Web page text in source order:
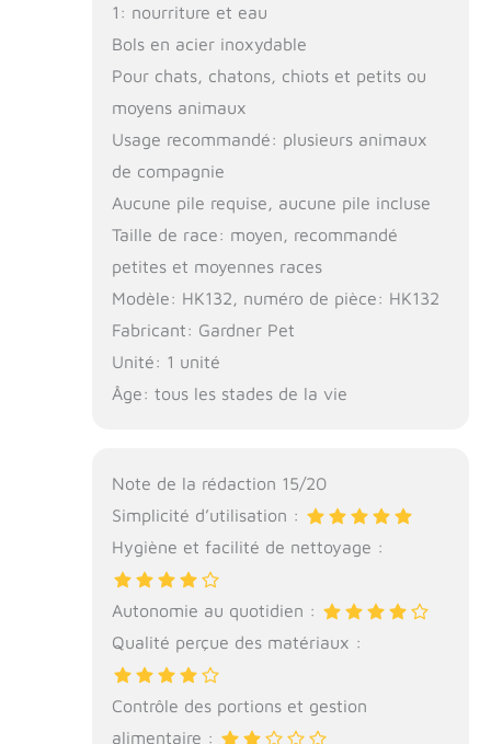
1: nourriture et eau
Bols en acier inoxydable
Pour chats, chatons, chiots et petits ou
moyens animaux
Usage recommandé: plusieurs animaux
de compagnie
Aucune pile requise, aucune pile incluse
Taille de race: moyen, recommandé
petites et moyennes races
Modèle: HK132, numéro de pièce: HK132
Fabricant: Gardner Pet
Unité: 1 unité
Âge: tous les stades de la vie
Note de la rédaction 15/20
Simplicité d’utilisation :
Hygiène et facilité de nettoyage :
Autonomie au quotidien :
Qualité perçue des matériaux :
Contrôle des portions et gestion
alimentaire :